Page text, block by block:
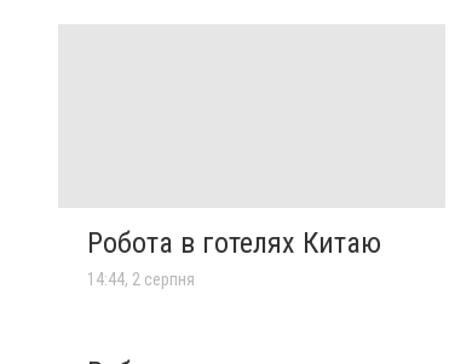
Робота в готелях Китаю
14:44, 2 серпня